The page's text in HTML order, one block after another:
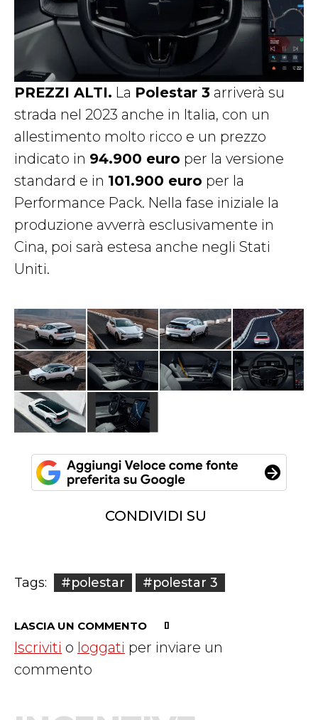
PREZZI ALTI. La Polestar 3 arriverà su
strada nel 2023 anche in Italia, con un
allestimento molto ricco e un prezzo
indicato in 94.900 euro per la versione
standard e in 101.900 euro per la
Performance Pack. Nella fase iniziale la
produzione avverrà esclusivamente in
Cina, poi sarà estesa anche negli Stati
Uniti.
CONDIVIDI SU
Tags: #polestar #polestar 3
LASCIA UN COMMENTO
Iscriviti o loggati per inviare un
commento